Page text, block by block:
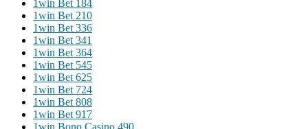
1win Bet 184
1win Bet 210
1win Bet 336
1win Bet 341
1win Bet 364
1win Bet 545
1win Bet 625
1win Bet 724
1win Bet 808
1win Bet 917
1win Bono Casino 490